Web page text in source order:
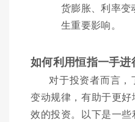
货膨胀、利率变
生重要影响。
如何利用恒指一手进
对于投资者而言，
变动规律，有助于更
效的投资。以下是一